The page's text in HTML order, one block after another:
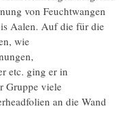
von Feuchtwangen
Aalen. Auf die für die
wie
etc. ging er in
Gruppe viele
an die Wand